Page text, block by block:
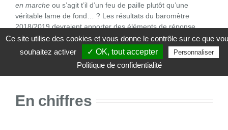
en marche ou s’agit t’il d’un feu de paille plutôt qu’une
véritable lame de fond… ? Les résultats du baromètre
2018/2019 devraient apporter des éléments de réponse.
Consulter l’intégralité de l’enquête
En chiffres
Ce site utilise des cookies et vous donne le contrôle sur ce que
souhaitez activer
✓ OK, tout accepter Personnaliser
Politique de confidentialité